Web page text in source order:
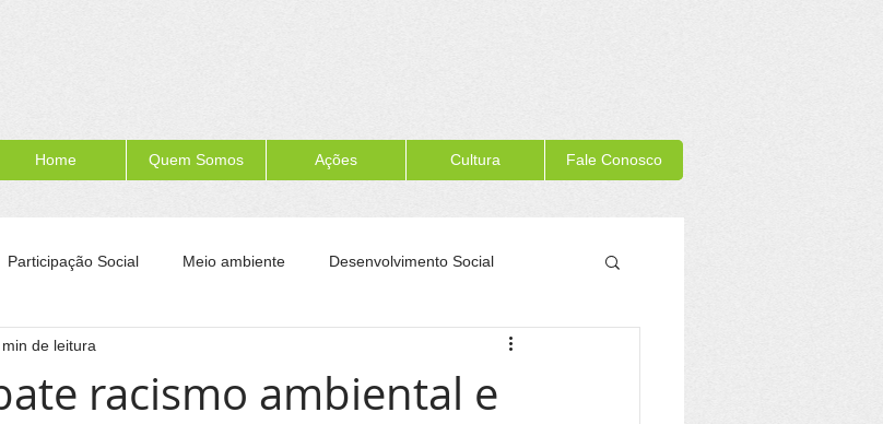
Home Quem Somos Ações Cultura Fale Conosco
Participação Social Meio ambiente Desenvolvimento Social
para a cidadania Memória Itacaré
racismo ambiental e
min de leitura